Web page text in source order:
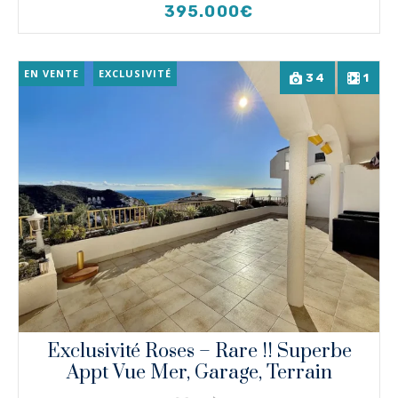
395.000€
34 1
EN VENTE EXCLUSIVITÉ
Exclusivité Roses – Rare !! Superbe
Appt Vue Mer, Garage, Terrain